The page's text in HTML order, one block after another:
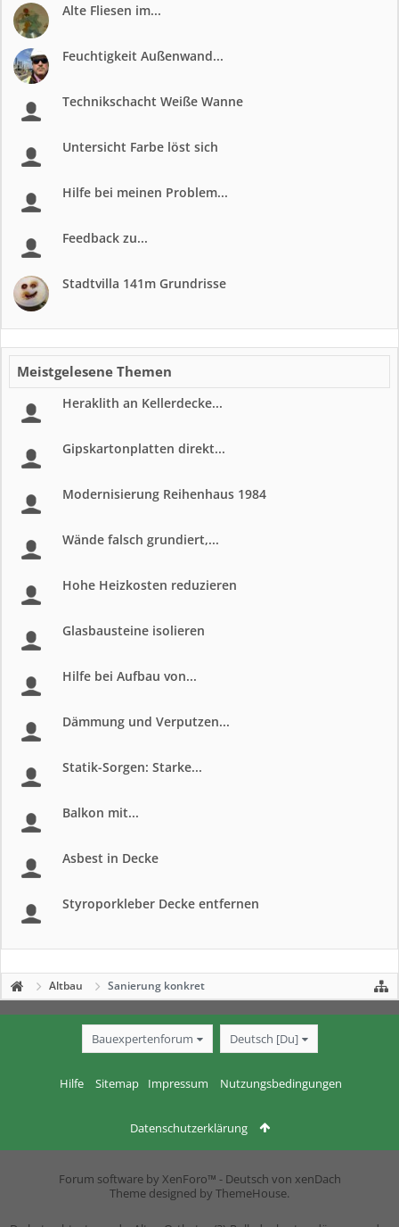
Alte Fliesen im...
Feuchtigkeit Außenwand...
Technikschacht Weiße Wanne
Untersicht Farbe löst sich
Hilfe bei meinen Problem...
Feedback zu...
Stadtvilla 141m Grundrisse
Meistgelesene Themen
Heraklith an Kellerdecke...
Gipskartonplatten direkt...
Modernisierung Reihenhaus 1984
Wände falsch grundiert,...
Hohe Heizkosten reduzieren
Glasbausteine isolieren
Hilfe bei Aufbau von...
Dämmung und Verputzen...
Statik-Sorgen: Starke...
Balkon mit...
Asbest in Decke
Styroporkleber Decke entfernen
Altbau Sanierung konkret
Bauexpertenforum Deutsch [Du]
Hilfe Sitemap Impressum Nutzungsbedingungen
Datenschutzerklärung
Forum software by XenForo™ - Deutsch von xenDach
Theme designed by ThemeHouse.